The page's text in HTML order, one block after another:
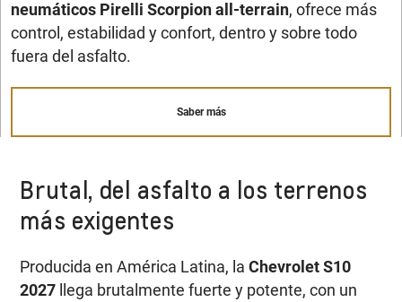
neumáticos Pirelli Scorpion all-terrain, ofrece más
control, estabilidad y confort, dentro y sobre todo
fuera del asfalto.
Saber más
Brutal, del asfalto a los terrenos
más exigentes
Producida en América Latina, la Chevrolet S10
2027 llega brutalmente fuerte y potente, con un